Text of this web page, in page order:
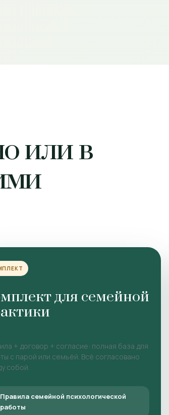
или в
для семейной
+ договор + согласие: полная база для
с парой или семьёй. Всё согласовано
собой.
Правила семейной психологической
работы